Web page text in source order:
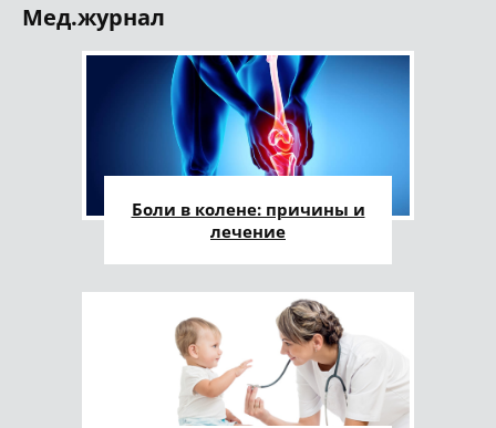
Мед.журнал
Боли в колене: причины и
лечение